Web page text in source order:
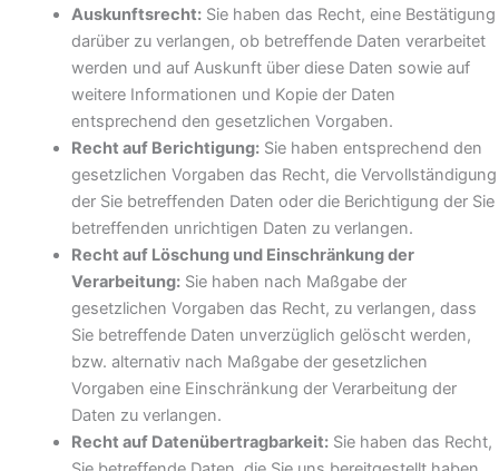
Auskunftsrecht:Sie haben das Recht, eine Bestätigung
darüber zu verlangen, ob betreffende Daten verarbeitet
werden und auf Auskunft über diese Daten sowie auf
weitere Informationen und Kopie der Daten
entsprechend den gesetzlichen Vorgaben.
Recht auf Berichtigung:Sie haben entsprechend den
gesetzlichen Vorgaben das Recht, die Vervollständigung
der Sie betreffenden Daten oder die Berichtigung der Sie
betreffenden unrichtigen Daten zu verlangen.
Recht auf Löschung und Einschränkung der
Verarbeitung:Sie haben nach Maßgabe der
gesetzlichen Vorgaben das Recht, zu verlangen, dass
Sie betreffende Daten unverzüglich gelöscht werden,
bzw. alternativ nach Maßgabe der gesetzlichen
Vorgaben eine Einschränkung der Verarbeitung der
Daten zu verlangen.
Recht auf Datenübertragbarkeit:Sie haben das Recht,